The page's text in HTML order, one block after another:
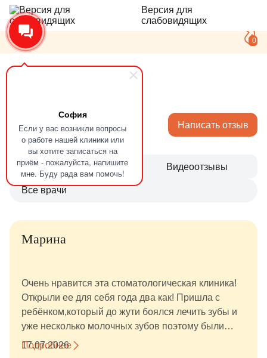
София
Если у вас возникли вопросы
о работе нашей клиники или
вы хотите записаться на
приём - пожалуйста, напишите
мне. Буду рада вам помочь!
Версия для
слабовидящих
0
Отзывы Написать отзыв
Все врачи
Все Видеоотзывы
Марина
Очень нравится эта стоматологическая клиника!
Открыли ее для себя года два как! Пришла с
ребёнком,который до жути боялся лечить зубы и
уже несколько молочных зубов поэтому были
потеряны. Нам очень повезло встретить
Подробнее
17.07.2026